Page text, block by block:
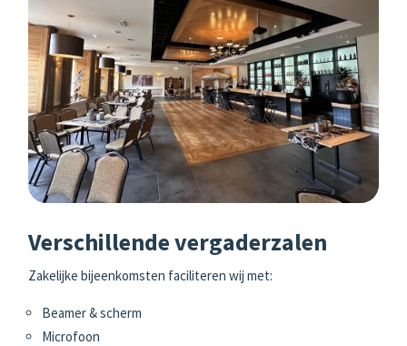
Verschillende vergaderzalen
Zakelijke bijeenkomsten faciliteren wij met:
Beamer & scherm
Microfoon